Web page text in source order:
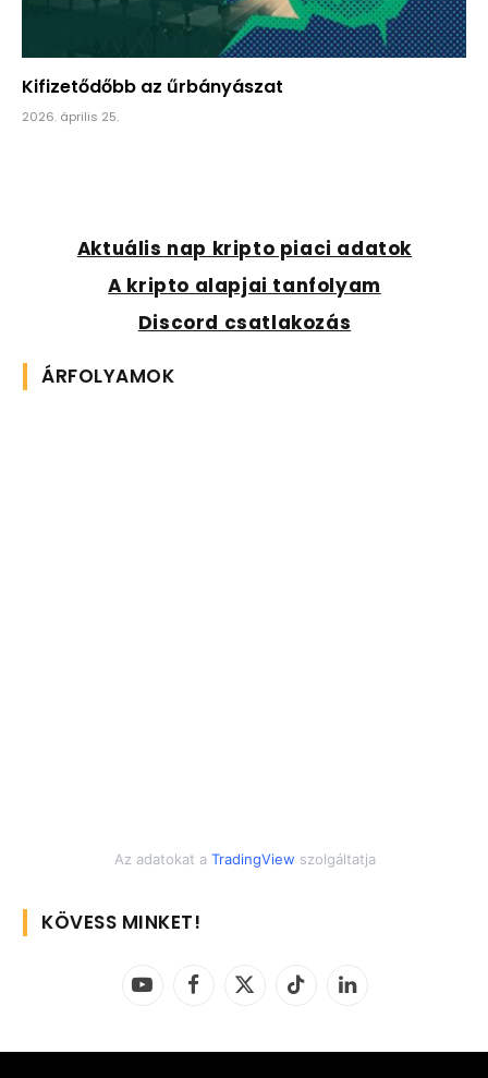
Kifizetődőbb az űrbányászat
2026. április 25.
Aktuális nap kripto piaci adatok
A kripto alapjai tanfolyam
Discord csatlakozás
ÁRFOLYAMOK
Az adatokat a TradingView szolgáltatja
KÖVESS MINKET!
YouTubeFacebook
X
TikTok LinkedIn